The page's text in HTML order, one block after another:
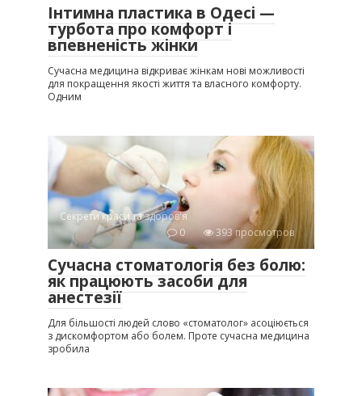
Інтимна пластика в Одесі —
турбота про комфорт і
впевненість жінки
Сучасна медицина відкриває жінкам нові можливості
для покращення якості життя та власного комфорту.
Одним
Секрети краси та здоров'я
0
393 просмотров
Сучасна стоматологія без болю:
як працюють засоби для
анестезії
Для більшості людей слово «стоматолог» асоціюється
з дискомфортом або болем. Проте сучасна медицина
зробила